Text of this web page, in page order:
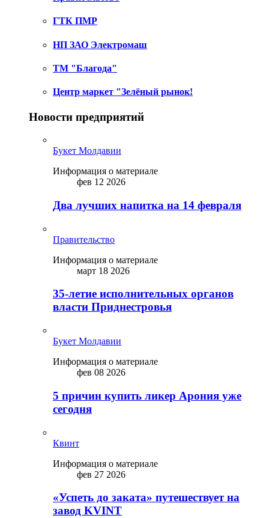
ГТК ПМР
НП ЗАО Электромаш
ТМ "Благода"
Центр маркет "Зелёный рынок!
Новости предприятий
Букет Молдавии
Информация о материале
фев 12 2026
Два лучших напитка на 14 февраля
Правительство
Информация о материале
март 18 2026
35-летие исполнительных органов
власти Приднестровья
Букет Молдавии
Информация о материале
фев 08 2026
5 причин купить ликep Арония уже
сегодня
Квинт
Информация о материале
фев 27 2026
«Успеть до заката» путешествует на
завод KVINT